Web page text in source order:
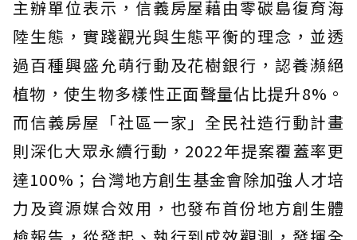
主辦單位表示，信義房屋藉由零碳島復育海
陸生態，實踐觀光與生態平衡的理念，並透
過百種興盛允萌行動及花樹銀行，認養瀕絕
植物，使生物多樣性正面聲量佔比提升8%。
而信義房屋「社區一家」全民社造行動計畫
則深化大眾永續行動，2022年提案覆蓋率更
達100%；台灣地方創生基金會除加強人才培
力及資源媒合效用，也發布首份地方創生體